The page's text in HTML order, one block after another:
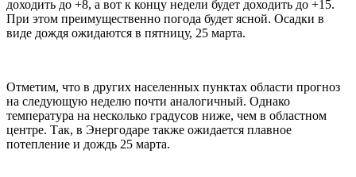
доходить до +8, а вот к концу недели будет доходить до +15.
При этом преимущественно погода будет ясной. Осадки в
виде дождя ожидаются в пятницу, 25 марта.
Отметим, что в других населенных пунктах области прогноз
на следующую неделю почти аналогичный. Однако
температура на несколько градусов ниже, чем в областном
центре. Так, в Энергодаре также ожидается плавное
потепление и дождь 25 марта.